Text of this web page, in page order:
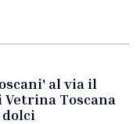
al via il
Vetrina Toscana